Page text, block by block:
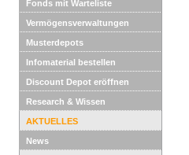
Fonds mit Warteliste
Vermögensverwaltungen
Musterdepots
Infomaterial bestellen
Discount Depot eröffnen
Research & Wissen
AKTUELLES
News